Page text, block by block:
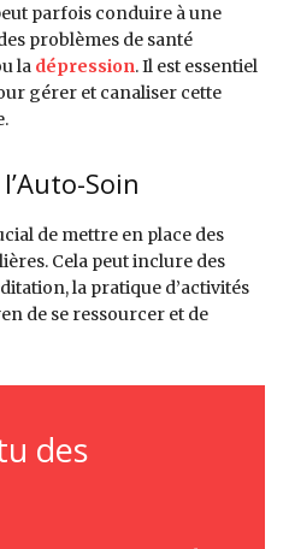
parfois conduire à une
problèmes de santé
la dépression. Il est essentiel
gérer et canaliser cette
Soin
de mettre en place des
Cela peut inclure des
la pratique d’activités
de se ressourcer et de
des